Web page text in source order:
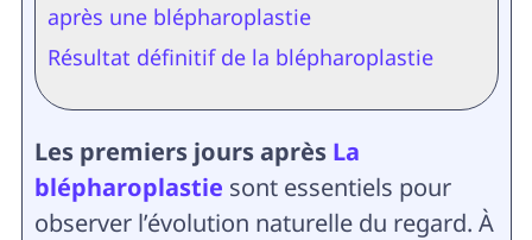
après une blépharoplastie
Résultat définitif de la blépharoplastie
Les premiers jours après La
blépharoplastie sont essentiels pour
observer l’évolution naturelle du regard. À